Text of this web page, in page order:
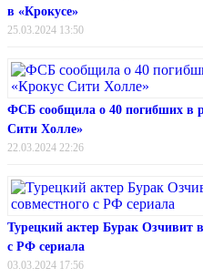
в «Крокусе»
25.03.2024 13:50
ФСБ сообщила о 40 погибших в
Сити Холле»
22.03.2024 22:26
Турецкий актер Бурак Озчивит
с РФ сериала
03.03.2024 17:56